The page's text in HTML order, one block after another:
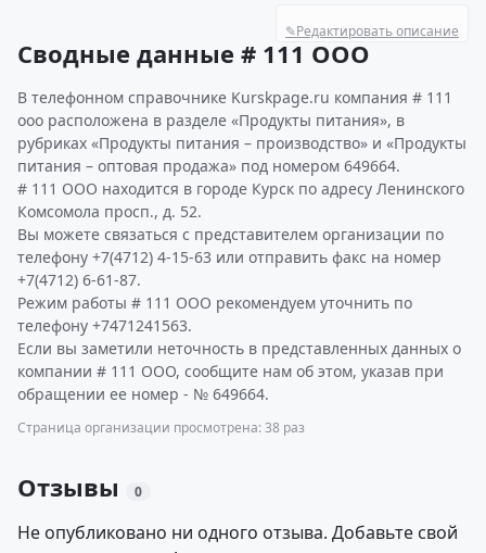
✎Редактировать описание
Сводные данные # 111 ООО
В телефонном справочнике Kurskpage.ru компания # 111
ооо расположена в разделе «Продукты питания», в
рубриках «Продукты питания – производство» и «Продукты
питания – оптовая продажа» под номером 649664.
# 111 ООО находится в городе Курск по адресу Ленинского
Комсомола просп., д. 52.
Вы можете связаться с представителем организации по
телефону +7(4712) 4-15-63 или отправить факс на номер
+7(4712) 6-61-87.
Режим работы # 111 ООО рекомендуем уточнить по
телефону +7471241563.
Если вы заметили неточность в представленных данных о
компании # 111 ООО, сообщите нам об этом, указав при
обращении ее номер - № 649664.
Страница организации просмотрена: 38 раз
Отзывы 0
Не опубликовано ни одного отзыва. Добавьте свой